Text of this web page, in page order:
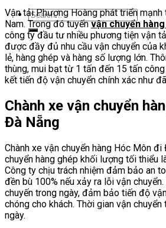
Vận tải Phượng Hoàng phát triển mạnh
Nam. Trong đó tuyếnvận chuyển
công ty đầu tư nhiều phương tiện vận
được đầy đủ nhu cầu vận chuyển của
lẻ, hàng ghép và hàng số lượng lớn.
thùng, mui bạt từ 1 tấn đến 15 tấn
kết tiến độ vận chuyển chính xác như
Chành xe vận chuyển
Đà Nẵng
Chành xe vận chuyển hàng Hóc Môn
chuyển hàng ghép khối lượng tối thiểu
Công ty chịu trách nhiệm đảm bảo an
đền bù 100% nếu xảy ra lỗi vận
chuyến trong ngày, đảm bảo tiến độ
chóng cho khách. Thời gian vận
ngày.